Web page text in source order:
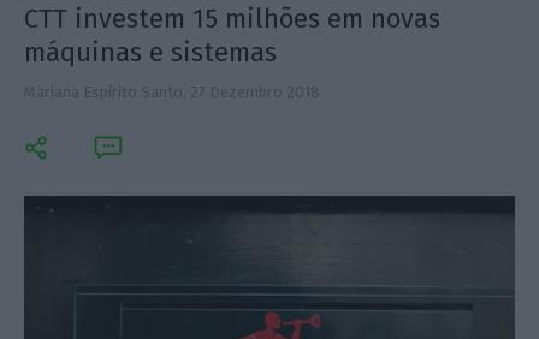
CTT investem 15 milhões em novas
máquinas e sistemas
Mariana Espírito Santo, 27 Dezembro 2018